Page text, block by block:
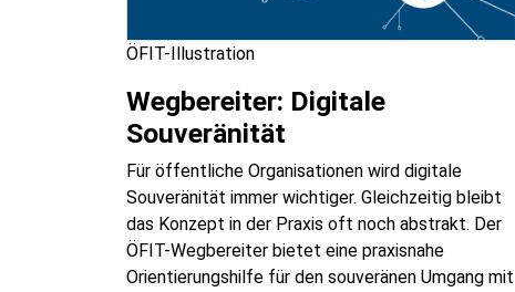
ÖFIT-Illustration
Wegbereiter: Digitale
Souveränität
Für öffentliche Organisationen wird digitale
Souveränität immer wichtiger. Gleichzeitig bleibt
das Konzept in der Praxis oft noch abstrakt. Der
ÖFIT-Wegbereiter bietet eine praxisnahe
Orientierungshilfe für den souveränen Umgang mit